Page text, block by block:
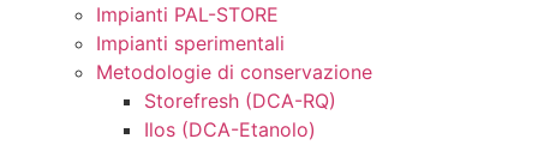
Impianti PAL-STORE
Impianti sperimentali
Metodologie di conservazione
Storefresh (DCA-RQ)
Ilos (DCA-Etanolo)